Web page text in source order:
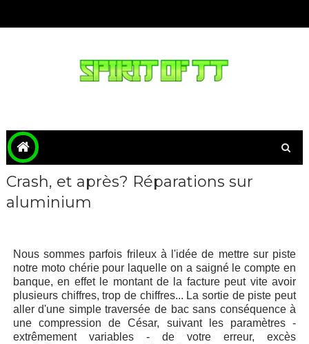
Crash, et après? Réparations sur
aluminium
Nous sommes parfois frileux à l'idée de mettre sur piste
notre moto chérie pour laquelle on a saigné le compte en
banque, en effet le montant de la facture peut vite avoir
plusieurs chiffres, trop de chiffres... La sortie de piste peut
aller d'une simple traversée de bac sans conséquence à
une compression de César, suivant les paramètres -
extrêmement variables - de votre erreur, excès